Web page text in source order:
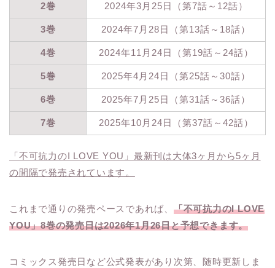
2巻 2024年3月25日（第7話～12話）
3巻 2024年7月28日（第13話～18話）
4巻 2024年11月24日（第19話～24話）
5巻 2025年4月24日（第25話～30話）
6巻 2025年7月25日（第31話～36話）
7巻 2025年10月24日（第37話～42話）
「不可抗力のI LOVE YOU」最新刊は大体3ヶ月から5ヶ月
の間隔で発売されています。
これまで通りの発売ペースであれば、 「不可抗力のI LOVE
YOU」8巻の発売日は2026年1月26日と予想できます。
コミックス発売日など公式発表があり次第、随時更新しま